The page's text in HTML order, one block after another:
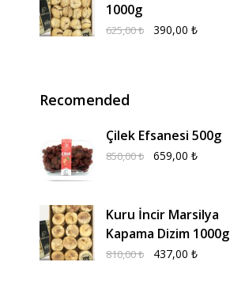
1000g
625,00₺ 390,00 ₺
Recomended
Çilek Efsanesi 500g
850,00₺ 659,00 ₺
Kuru İncir Marsilya
Kapama Dizim 1000g
810,00₺ 437,00 ₺